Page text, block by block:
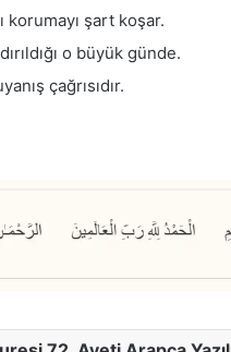
korumayı şart koşar.
o büyük günde.
çağrısıdır.